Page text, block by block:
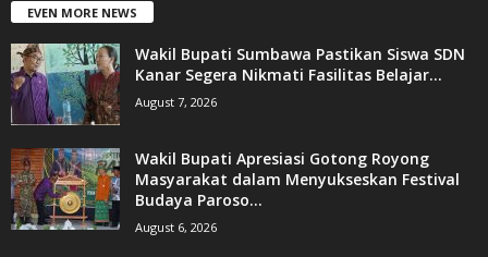
EVEN MORE NEWS
Wakil Bupati Sumbawa Pastikan Siswa SDN
Kanar Segera Nikmati Fasilitas Belajar...
August 7, 2026
Wakil Bupati Apresiasi Gotong Royong
Masyarakat dalam Menyukseskan Festival
Budaya Paroso...
August 6, 2026